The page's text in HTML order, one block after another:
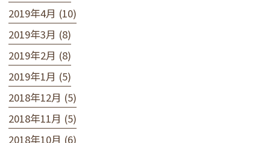
2019年4月 (10)
2019年3月 (8)
2019年2月 (8)
2019年1月 (5)
2018年12月 (5)
2018年11月 (5)
2018年10月 (6)